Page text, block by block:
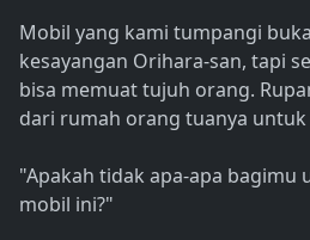
Mobil yang kami tumpangi
kesayangan Orihara-san, tapi
bisa memuat tujuh orang.
dari rumah orang tuanya untuk
"Apakah tidak apa-apa bagimu
mobil ini?"